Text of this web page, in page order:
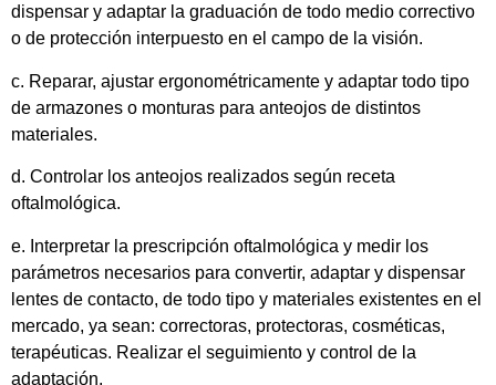
dispensar y adaptar la graduación de todo medio correctivo
o de protección interpuesto en el campo de la visión.
c. Reparar, ajustar ergonométricamente y adaptar todo tipo
de armazones o monturas para anteojos de distintos
materiales.
d. Controlar los anteojos realizados según receta
oftalmológica.
e. Interpretar la prescripción oftalmológica y medir los
parámetros necesarios para convertir, adaptar y dispensar
lentes de contacto, de todo tipo y materiales existentes en el
mercado, ya sean: correctoras, protectoras, cosméticas,
terapéuticas. Realizar el seguimiento y control de la
adaptación.